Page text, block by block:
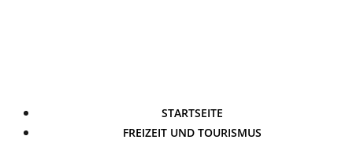
STARTSEITE
FREIZEIT UND TOURISMUS